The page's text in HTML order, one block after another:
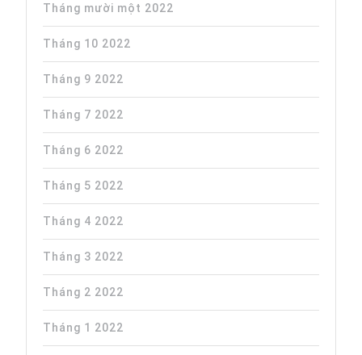
Tháng mười một 2022
Tháng 10 2022
Tháng 9 2022
Tháng 7 2022
Tháng 6 2022
Tháng 5 2022
Tháng 4 2022
Tháng 3 2022
Tháng 2 2022
Tháng 1 2022